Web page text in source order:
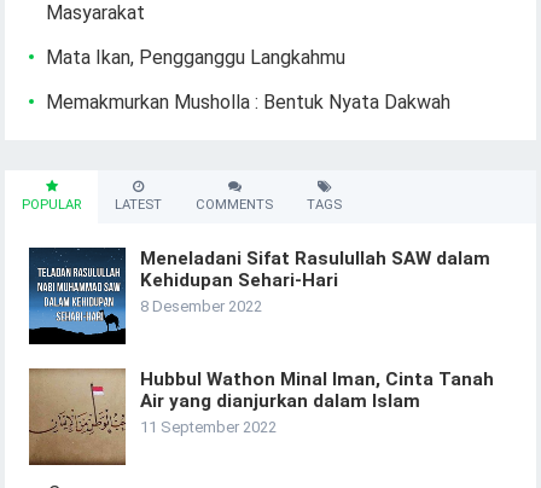
Masyarakat
Mata Ikan, Pengganggu Langkahmu
Memakmurkan Musholla : Bentuk Nyata Dakwah
POPULAR LATEST COMMENTS TAGS
Meneladani Sifat Rasulullah SAW dalam
Kehidupan Sehari-Hari
8 Desember 2022
Hubbul Wathon Minal Iman, Cinta Tanah
Air yang dianjurkan dalam Islam
11 September 2022